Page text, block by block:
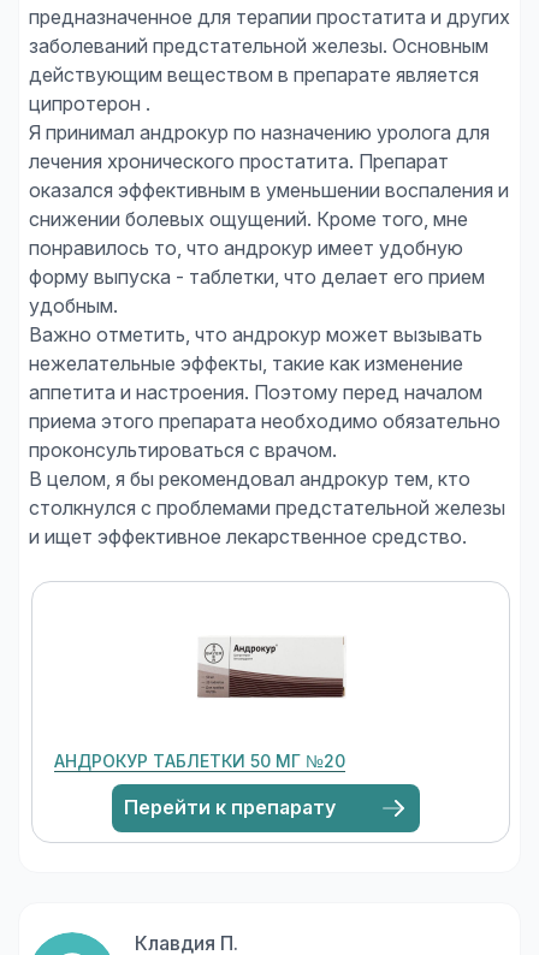
предназначенное для терапии простатита и других
заболеваний предстательной железы. Основным
действующим веществом в препарате является
ципротерон .
Я принимал андрокур по назначению уролога для
лечения хронического простатита. Препарат
оказался эффективным в уменьшении воспаления и
снижении болевых ощущений. Кроме того, мне
понравилось то, что андрокур имеет удобную
форму выпуска - таблетки, что делает его прием
удобным.
Важно отметить, что андрокур может вызывать
нежелательные эффекты, такие как изменение
аппетита и настроения. Поэтому перед началом
приема этого препарата необходимо обязательно
проконсультироваться с врачом.
В целом, я бы рекомендовал андрокур тем, кто
столкнулся с проблемами предстательной железы
АНДРОКУР ТАБЛЕТКИ 50 МГ №20
Перейти к препарату
Клавдия П.